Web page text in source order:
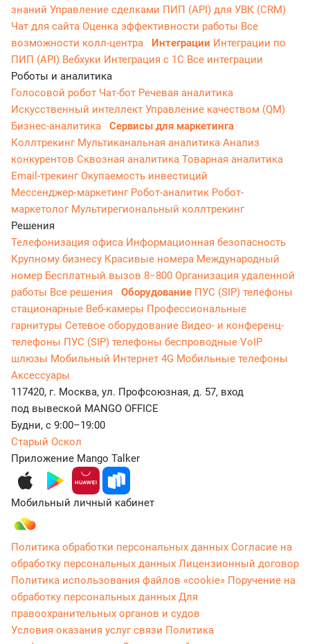
знаний Управление сделками ПИП (API) для УВК (CRM)
Чат для сайта Оценка эффективности работы Все
возможности колл-центра
Интеграции Интеграции по
ПИП (API) Вебхуки Интеграция с 1С Все интеграции
Роботы и аналитика
Голосовой робот Чат-бот Речевая аналитика
Искусственный интеллект Управление качеством (QM)
Бизнес-аналитика
Сервисы для маркетинга
Коллтрекинг Мультиканальная аналитика Анализ
конкурентов Сквозная аналитика Товарная аналитика
Email-трекингОкупаемость инвестиций
Мессенджер‑маркетинг Робот-аналитик Робот-
маркетолог Мультирегиональный коллтрекинг
Решения
Телефонизация офиса Информационная безопасность
Крупному бизнесу Красивые номера Международный
номер Бесплатный вызов 8−800 Организация удаленной
работы Все решения Оборудование ПУС (SIP) телефоны
стационарные Веб-камеры Профессиональные
гарнитуры Сетевое оборудование Видео- и конференц-
телефоны ПУС (SIP) телефоны беспроводные VoIP
шлюзы Мобильный Интернет 4G Мобильные телефоны
Аксессуары
117420, г. Москва, ул. Профсоюзная, д. 57, вход
под вывеской MANGO OFFICE
Будни, с 9:00–19:00
Старый Оскол
Приложение Mango Talker
Мобильный личный кабинет
Политика обработки персональных данных Согласие на
обработку персональных данных Лицензионный договор
Политика использования файлов «cookie» Поручение на
обработку персональных данных Для
правоохранительных органов и судов
Условия оказания услуг связи Политика